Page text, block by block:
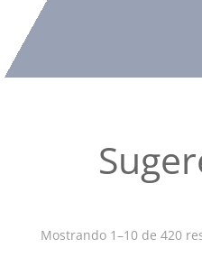
Mostrando 1–10 de 420